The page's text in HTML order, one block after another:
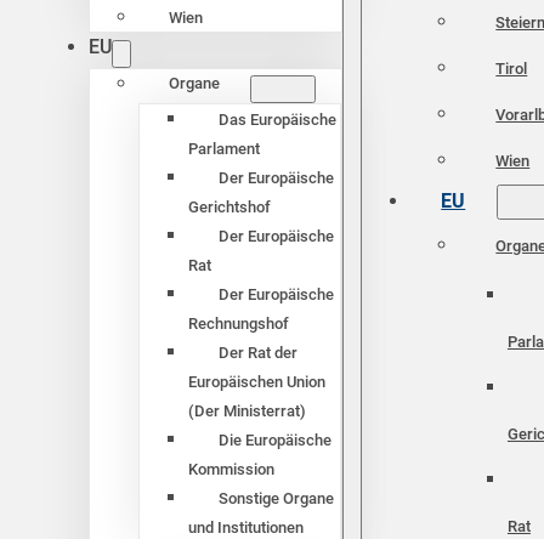
Wien
EU
Organe
Das Europäische
Parlament
Der Europäische
Gerichtshof
Der Europäische
Rat
Der Europäische
Rechnungshof
Der Rat der
Europäischen Union
(Der Ministerrat)
Die Europäische
Kommission
Sonstige Organe
und Institutionen
Tirol
Wien
EU
Rat